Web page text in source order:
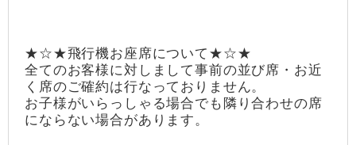
★☆★飛行機お座席について★☆★
全てのお客様に対しまして事前の並び席・お近
く席のご確約は行なっておりません。
お子様がいらっしゃる場合でも隣り合わせの席
にならない場合があります。